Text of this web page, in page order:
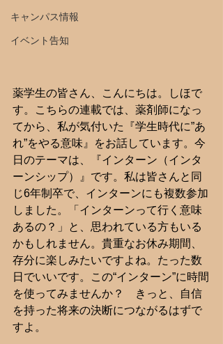
キャンパス情報
イベント告知
薬学生の皆さん、こんにちは。しほで
す。こちらの連載では、薬剤師になっ
てから、私が気付いた『学生時代に”あ
れ”をやる意味』をお話しています。今
日のテーマは、『インターン（インタ
ーンシップ）』です。私は皆さんと同
じ6年制卒で、インターンにも複数参加
しました。「インターンって行く意味
あるの？」と、思われている方もいる
かもしれません。貴重なお休み期間、
存分に楽しみたいですよね。たった数
日でいいです。この“インターン”に時間
を使ってみませんか？　きっと、自信
を持った将来の決断につながるはずで
すよ。